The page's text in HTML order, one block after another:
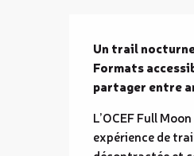
Description
Un trail
Formats
partager entre
L’OCEF Full
expérience de